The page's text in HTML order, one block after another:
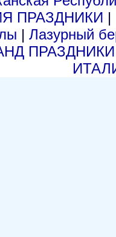
ПРАЗДНИКИ |
|Лазурный